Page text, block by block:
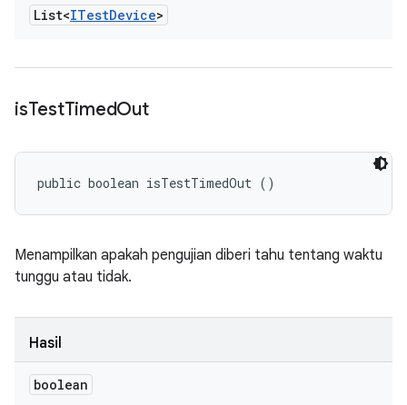
List<ITestDevice>
isTestTimedOut
public boolean isTestTimedOut ()
Menampilkan apakah pengujian diberi tahu tentang waktu
tunggu atau tidak.
Hasil
boolean